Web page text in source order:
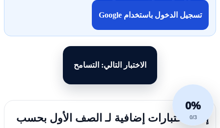
تسجيل الدخول باستخدام Google
الاختبار التالي: التسامح
0%
0/3
إليك اختبارات إضافية لـ الصف الأول بحسب